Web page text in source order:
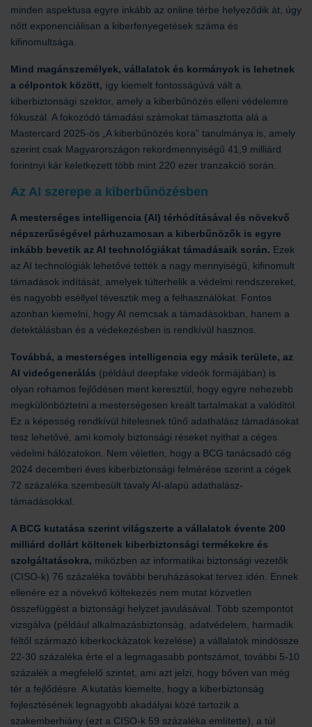
minden aspektusa egyre inkább az online térbe helyeződik át, úgy
nőtt exponenciálisan a kiberfenyegetések száma és
kifinomultsága.
Mind magánszemélyek, vállalatok és kormányok is lehetnek
a célpontok között, így kiemelt fontosságúvá vált a
kiberbiztonsági szektor, amely a kiberbűnözés elleni védelemre
fókuszál. A fokozódó támadási számokat támasztotta alá a
Mastercard 2025-ös „A kiberbűnözés kora” tanulmánya is, amely
szerint csak Magyarországon rekordmennyiségű 41,9 milliárd
forintnyi kár keletkezett több mint 220 ezer tranzakció során.
Az AI szerepe a kiberbűnözésben
A mesterséges intelligencia (AI) térhódításával és növekvő
népszerűségével párhuzamosan a kiberbűnözők is egyre
inkább bevetik az AI technológiákat támadásaik során. Ezek
az AI technológiák lehetővé tették a nagy mennyiségű, kifinomult
támadások indítását, amelyek túlterhelik a védelmi rendszereket,
és nagyobb eséllyel tévesztik meg a felhasználókat. Fontos
azonban kiemelni, hogy AI nemcsak a támadásokban, hanem a
detektálásban és a védekezésben is rendkívül hasznos.
Továbbá, a mesterséges intelligencia egy másik területe, az
AI videógenerálás (például deepfake videók formájában) is
olyan rohamos fejlődésen ment keresztül, hogy egyre nehezebb
megkülönböztetni a mesterségesen kreált tartalmakat a valóditól.
Ez a képesség rendkívül hitelesnek tűnő adathalász támadásokat
tesz lehetővé, ami komoly biztonsági réseket nyithat a céges
védelmi hálózatokon. Nem véletlen, hogy a BCG tanácsadó cég
2024 decemberi éves kiberbiztonsági felmérése szerint a cégek
72 százaléka szembesült tavaly AI-alapú adathalász-
támadásokkal.
A BCG kutatása szerint világszerte a vállalatok évente 200
milliárd dollárt költenek kiberbiztonsági termékekre és
szolgáltatásokra, miközben az informatikai biztonsági vezetők
(CISO-k) 76 százaléka további beruházásokat tervez idén. Ennek
ellenére ez a növekvő költekezés nem mutat közvetlen
összefüggést a biztonsági helyzet javulásával. Több szempontot
vizsgálva (például alkalmazásbiztonság, adatvédelem, harmadik
féltől származó kiberkockázatok kezelése) a vállalatok mindössze
22-30 százaléka érte el a legmagasabb pontszámot, további 5-10
százalék a megfelelő szintet, ami azt jelzi, hogy bőven van még
tér a fejlődésre. A kutatás kiemelte, hogy a kiberbiztonság
fejlesztésének legnagyobb akadályai közé tartozik a
szakemberhiány (ezt a CISO-k 59 százaléka említette), a túl